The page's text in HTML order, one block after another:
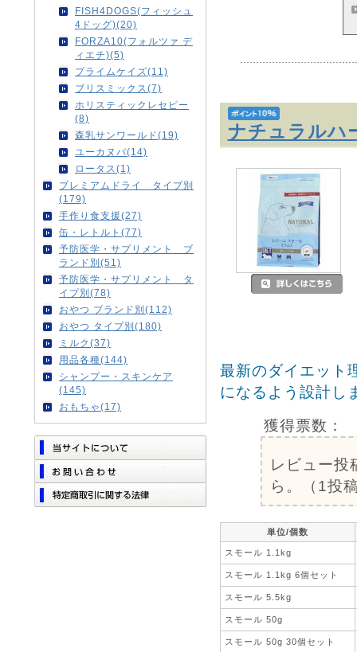
FISH4DOGS(フィッシュ
4ドッグ)(20)
FORZA10(フォルツァ デ
ィエチ)(5)
プライムケイズ(11)
ブリスミックス(7)
ホリスティックレセピー
(8)
森乳サンワールド(19)
ユーカヌバ(14)
ロータス(1)
プレミアムドライ タイプ別
(179)
手作り食支援(27)
缶・レトルト(77)
予防医学・サプリメント ブ
ランド別(51)
予防医学・サプリメント タ
イプ別(78)
おやつ ブランド別(112)
おやつ タイプ別(180)
ミルク(37)
用品各種(144)
シャンプー・スキンケア
(145)
おもちゃ(17)
ナチュラル
最新のダイエット
になるよう設計し
獲得票数：
レビュー投
ら。（1投
単位/個数
スモール 1.1kg
スモール 1.1kg 6個セット
スモール 5.5kg
スモール 50g
スモール 50g 30個セット